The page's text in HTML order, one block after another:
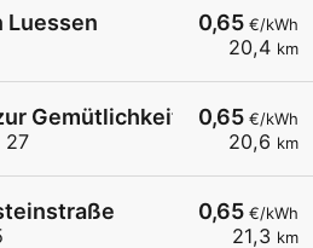
0,65 €/kWh
20,4 km
Luessen
0,65 €/kWh
20,6 km
Gemütlichkeit
27
0,65 €/kWh
21,3 km